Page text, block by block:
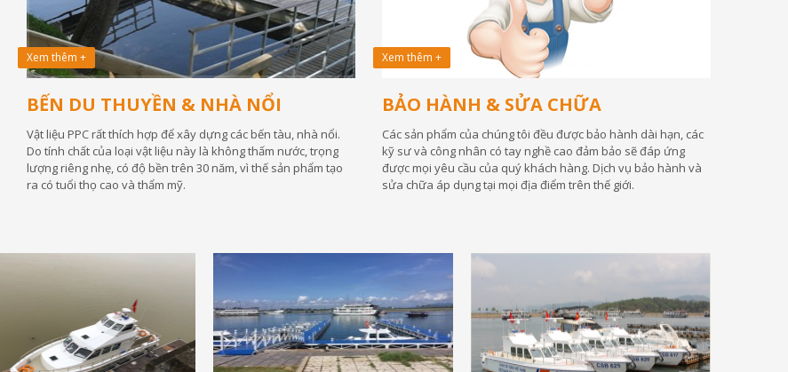
Xem thêm +
BẾN DU THUYỀN & NHÀ NỔI
Vật liệu PPC rất thích hợp để xây dựng các bến tàu, nhà nổi.
Do tính chất của loại vật liệu này là không thấm nước, trọng
lượng riêng nhẹ, có độ bền trên 30 năm, vì thế sản phẩm tạo
ra có tuổi thọ cao và thẩm mỹ.
Xem thêm +
BẢO HÀNH & SỬA CHỮA
Các sản phẩm của chúng tôi đều được bảo hành dài hạn, các
kỹ sư và công nhân có tay nghề cao đảm bảo sẽ đáp ứng
được mọi yêu cầu của quý khách hàng. Dịch vụ bảo hành và
sửa chữa áp dụng tại mọi địa điểm trên thế giới.